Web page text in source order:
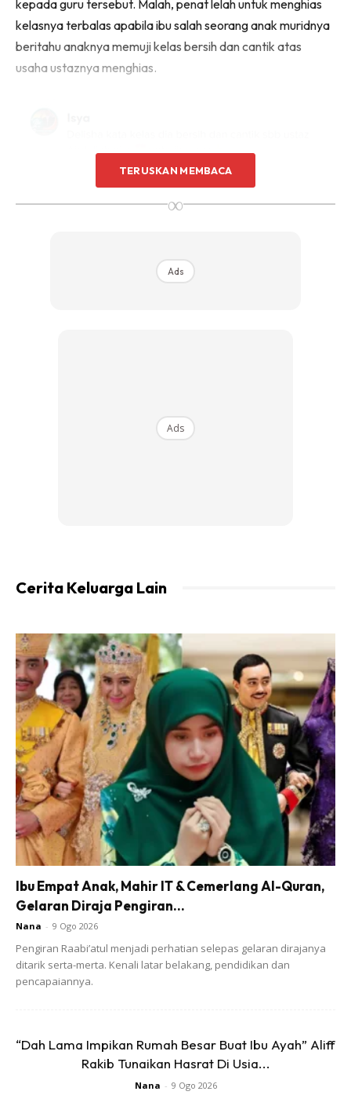
kepada guru tersebut. Malah, penat lelah untuk menghias
kelasnya terbalas apabila ibu salah seorang anak muridnya
beritahu anaknya memuji kelas bersih dan cantik atas
usaha ustaznya menghias.
TERUSKAN MEMBACA
∞
Ads
Ads
Cerita Keluarga Lain
Ibu Empat Anak, Mahir IT & Cemerlang Al-Quran,
Gelaran Diraja Pengiran...
Nana - 9 Ogo 2026
Pengiran Raabi’atul menjadi perhatian selepas gelaran dirajanya
ditarik serta-merta. Kenali latar belakang, pendidikan dan
pencapaiannya.
“Dah Lama Impikan Rumah Besar Buat Ibu Ayah” Aliff
Rakib Tunaikan Hasrat Di Usia...
Nana - 9 Ogo 2026